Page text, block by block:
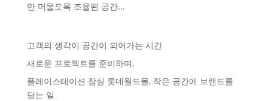
만 머물도록 조율된 공간...
고객의 생각이 공간이 되어가는 시간
새로운 프로젝트를 준비하며,
플레이스테이션 잠실 롯데월드몰, 작은 공간에 브랜드를
담는 일